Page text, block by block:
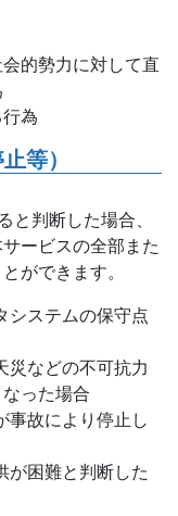
的勢力に対して直
為
等）
と判断した場合、
ービスの全部また
ができます。
ステムの保守点
などの不可抗力
った場合
故により停止し
困難と判断した